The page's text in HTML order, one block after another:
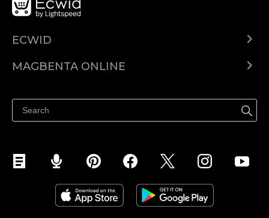
ECWID
Help center
MAGBENTA ONLINE
Ibenta sa Facebook